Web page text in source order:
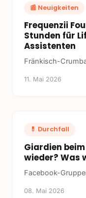
📰 Neuigkeiten
Frequenzii
Stunden für
Assistenten
Fränkisch-
11. Mai 2026
💊 Durchfall
Giardien
wieder? Was
Facebook-
08. Mai 2026